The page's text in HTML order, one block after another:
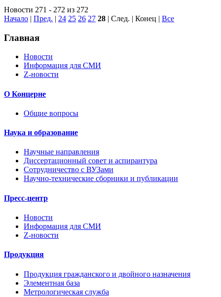
Новости 271 - 272 из 272
Начало | Пред. | 24 25 26 27 28 | След. | Конец | Все
Главная
Новости
Информация для СМИ
Z-новости
О Концерне
Общие вопросы
Наука и образование
Научные направления
Диссертационный совет и аспирантура
Сотрудничество с ВУЗами
Научно-технические сборники и публикации
Пресс-центр
Новости
Информация для СМИ
Z-новости
Продукция
Продукция гражданского и двойного назначения
Элементная база
Метрологическая служба